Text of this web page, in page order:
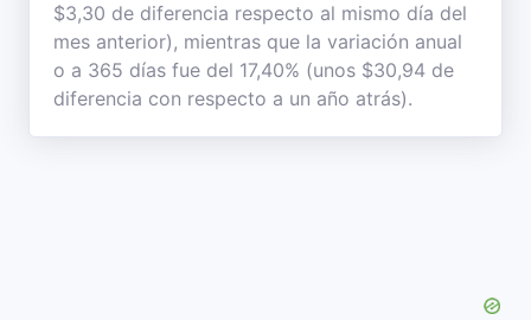
$3,30 de diferencia respecto al mismo día del
mes anterior), mientras que la variación anual
o a 365 días fue del 17,40% (unos $30,94 de
diferencia con respecto a un año atrás).